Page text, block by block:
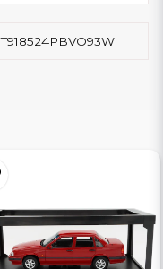
T918524PBVO93W